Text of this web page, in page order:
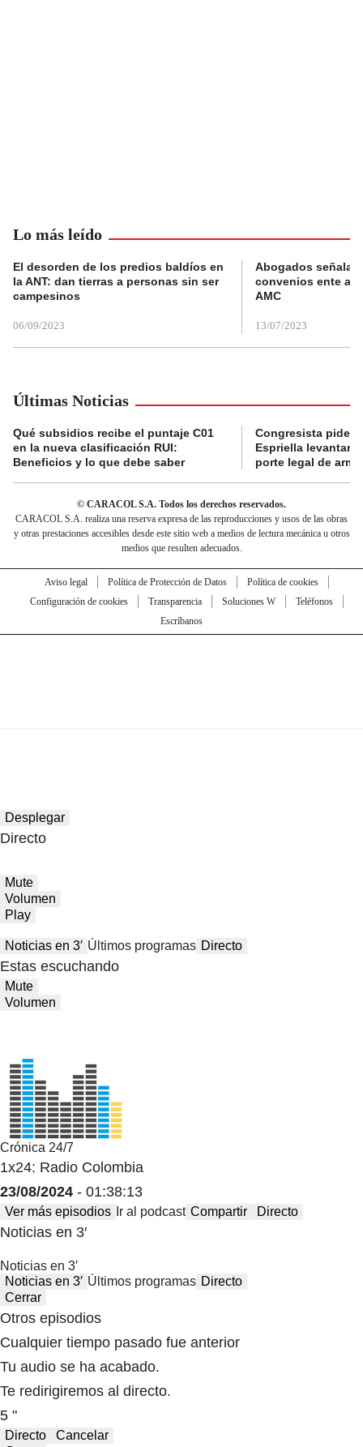
Lo más leído
El desorden de los predios baldíos en
la ANT: dan tierras a personas sin ser
campesinos
06/09/2023
Abogados
convenios ente
AMC
13/07/2023
Últimas Noticias
Qué subsidios recibe el puntaje C01
en la nueva clasificación RUI:
Beneficios y lo que debe saber
Congresista pide a
Espriella levantar
porte legal de
© CARACOL S.A. Todos los derechos reservados.
CARACOL S.A. realiza una reserva expresa de las reproducciones y usos de las obras
y otras prestaciones accesibles desde este sitio web a medios de lectura mecánica u otros
medios que resulten adecuados.
Aviso legal Política de Protección de Datos
Política de cookies
Configuración de cookies
Transparencia Soluciones W
Teléfonos
Escríbanos
Desplegar
Directo
Mute
Volumen
Play
Noticias en 3′ Últimos programas Directo
Estas escuchando
Mute
Volumen
Crónica 24/7
1x24: Radio Colombia
23/08/2024 - 01:38:13
Ver más episodios Ir al podcast Compartir Directo
Noticias en 3′
Noticias en 3′
Noticias en 3′ Últimos programas Directo
Cerrar
Otros episodios
Cualquier tiempo pasado fue anterior
Tu audio se ha acabado.
Te redirigiremos al directo.
5 "
Directo
Cancelar